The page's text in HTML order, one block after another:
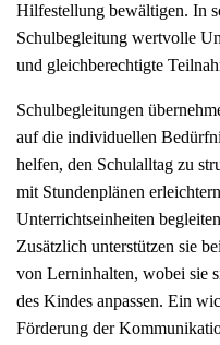
Hilfestellung bewältigen. In
Schulbegleitung wertvolle
und gleichberechtigte
Schulbegleitungen
auf die individuellen
helfen, den Schulalltag zu
mit Stundenplänen
Unterrichtseinheiten
Zusätzlich unterstützen sie
von Lerninhalten, wobei sie
des Kindes anpassen. Ein
Förderung der